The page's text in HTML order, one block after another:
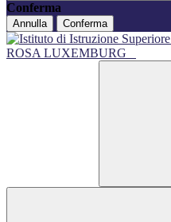
Conferma
Annulla Conferma
ROSA LUXEMBURG